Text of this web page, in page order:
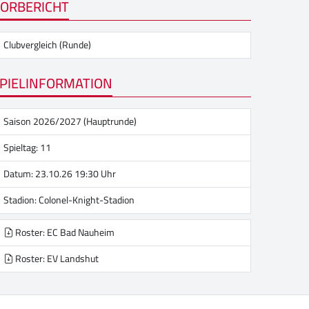
Clubvergleich (Runde)
Saison 2026/2027 (Hauptrunde)
Spieltag: 11
Datum: 23.10.26 19:30 Uhr
Stadion:Colonel-Knight-Stadion
Roster: EC Bad Nauheim
Roster: EV Landshut